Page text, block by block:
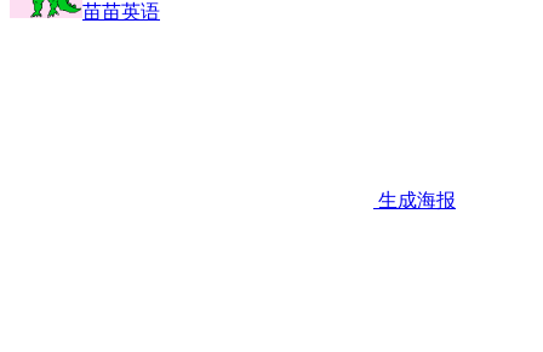
苗苗英语
生成海报